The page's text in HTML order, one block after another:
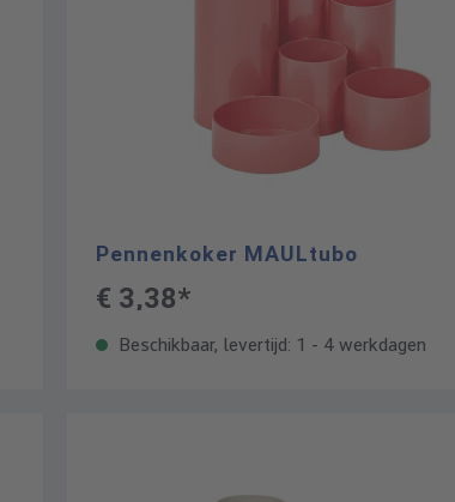
Pennenkoker MAULtubo
€ 3,38*
Beschikbaar, levertijd: 1 - 4 werkdagen